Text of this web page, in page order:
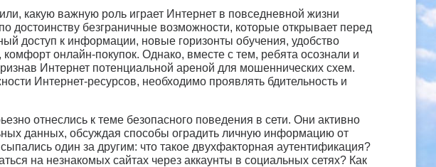
какую важную роль играет Интернет в повседневной жизни
достоинству безграничные возможности, которые открывает перед
доступ к информации, новые горизонты обучения, удобство
онлайн-покупок. Однако, вместе с тем, ребята осознали и
Интернет потенциальной ареной для мошеннических схем.
Интернет-ресурсов, необходимо проявлять бдительность и
отнеслись к теме безопасного поведения в сети. Они активно
данных, обсуждая способы оградить личную информацию от
один за другим: что такое двухфакторная аутентификация?
на незнакомых сайтах через аккаунты в социальных сетях? Как